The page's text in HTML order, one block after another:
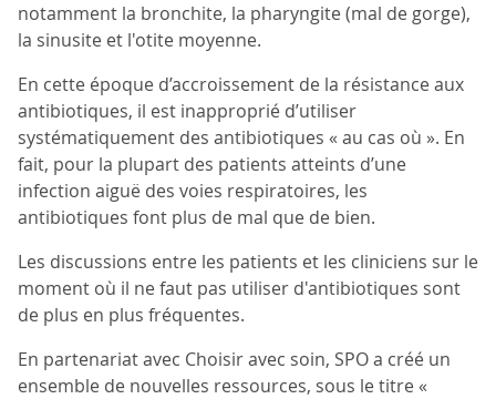
notamment la bronchite, la pharyngite (mal de gorge),
la sinusite et l'otite moyenne.
En cette époque d’accroissement de la résistance aux
antibiotiques, il est inapproprié d’utiliser
systématiquement des antibiotiques « au cas où ». En
fait, pour la plupart des patients atteints d’une
infection aiguë des voies respiratoires, les
antibiotiques font plus de mal que de bien.
Les discussions entre les patients et les cliniciens sur le
moment où il ne faut pas utiliser d'antibiotiques sont
de plus en plus fréquentes.
En partenariat avec Choisir avec soin, SPO a créé un
ensemble de nouvelles ressources, sous le titre «